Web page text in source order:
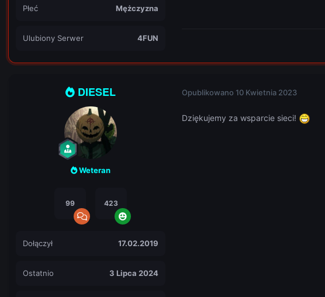
Płeć Mężczyzna
Ulubiony Serwer 4FUN
DIESEL
Weteran
99 423
Dołączył 17.02.2019
Ostatnio 3 Lipca 2024
Opublikowano 10 Kwietnia 2023
Dziękujemy za wsparcie sieci!